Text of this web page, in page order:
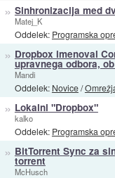
» Sinhronizacija med
Matej_K
Oddelek: Programska
» Dropbox imenoval
upravnega odbora,
Mandi
Oddelek: Novice/
» Lokalni "Dropbox"
kalko
Oddelek: Programska
» BitTorrent Sync za
torrent
McHusch